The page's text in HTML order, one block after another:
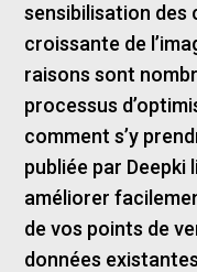
sensibilisation des
croissante de
raisons sont
processus
comment s’y
publiée par Deepki
améliorer
de vos points de
données